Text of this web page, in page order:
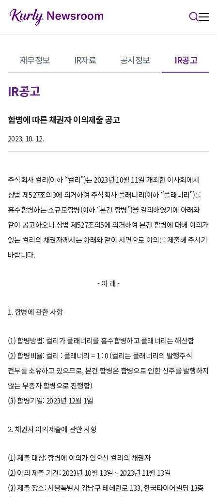
재무정보 IR자료 공시정보 IR공고
IR공고
합병에 따른 채권자 이의제출 공고
2023. 10. 12.
주식회사 컬리(이하 “컬리”)는 2023년 10월 11일 개최한 이사회에서
상법 제527조의3에 의거하여 주식회사 플래너리(이하 “플래너리”)를
흡수합병하는 소규모합병(이하 “본건 합병”)을 결의하였기에 아래와
같이 공고하오니 상법 제527조의5에 의거하여 본건 합병에 대해 이의가
있는 컬리의 채권자께서는 아래와 같이 서면으로 이의를 제출해 주시기
바랍니다.
- 아 래 -
1. 합병에 관한 사항
(1) 합병방법: 컬리가 플래너리를 흡수합병하고 플래너리는 해산함
(2) 합병비율: 컬리 : 플래너리 = 1 : 0 (컬리는 플래너리의 발행주식
전부를 소유하고 있으므로, 본건 합병은 합병으로 인한 신주를 발행하지
않는 무증자 합병으로 진행함)
(3) 합병기일: 2023년 12월 1일
2. 채권자 이의제출에 관한 사항
(1) 제출 대상: 합병에 이의가 있으신 컬리의 채권자
(2) 이의 제출 기간: 2023년 10월 13일 ~ 2023년 11월 13일
(3) 제출 장소: 서울특별시 강남구 테헤란로 133, 한국타이어빌딩 13층